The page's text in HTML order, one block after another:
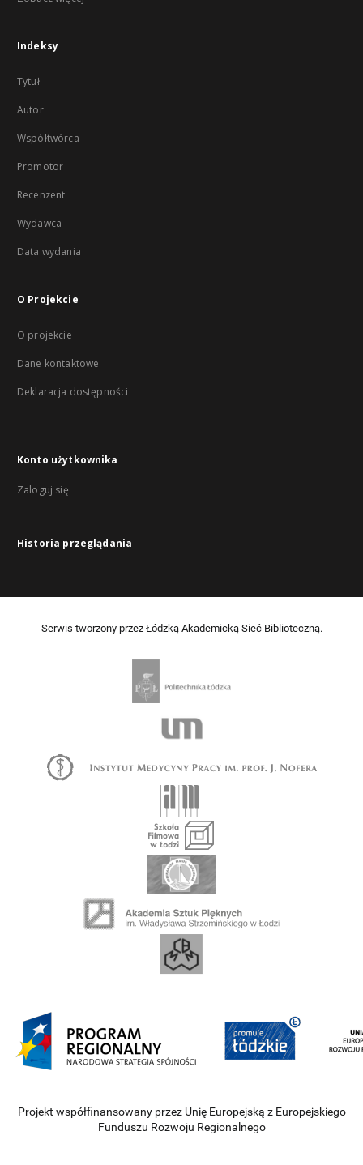
Indeksy
Tytuł
Autor
Współtwórca
Promotor
Recenzent
Wydawca
Data wydania
O Projekcie
O projekcie
Dane kontaktowe
Deklaracja dostępności
Konto użytkownika
Zaloguj się
Historia przeglądania
Serwis tworzony przez Łódzką Akademicką Sieć Biblioteczną.
Projekt współfinansowany przez Unię Europejską z Europejskiego
Funduszu Rozwoju Regionalnego